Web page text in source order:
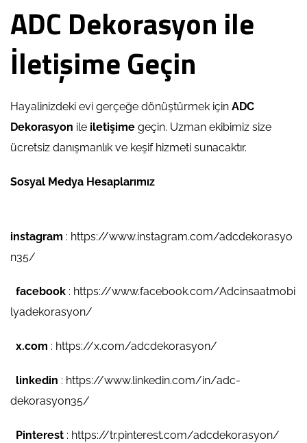
ADC Dekorasyon ile
İletişime Geçin
Hayalinizdeki evi gerçeğe dönüştürmek için ADC
Dekorasyon ile iletişime geçin. Uzman ekibimiz size
ücretsiz danışmanlık ve keşif hizmeti sunacaktır.
Sosyal Medya Hesaplarımız
instagram : https://www.instagram.com/adcdekorasyo
n35/
facebook : https://www.facebook.com/Adcinsaatmobi
lyadekorasyon/
x.com : https://x.com/adcdekorasyon/
linkedin : https://www.linkedin.com/in/adc-
dekorasyon35/
Pinterest : https://tr.pinterest.com/adcdekorasyon/